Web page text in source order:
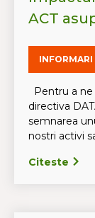
ACT
INFORMARI
Pentru a
directiva
semnarea
nostri activi
Citeste